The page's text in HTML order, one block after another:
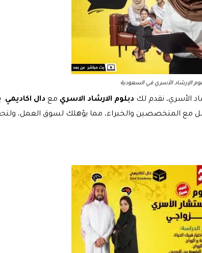
الإرشاد الأسري في السعودية
الأسري، نقدم لك دبلوم الارشاد الاسري مع دال اكاديمي.
مع المتخصصين والخبراء، مما يؤهلك لسوق العمل،